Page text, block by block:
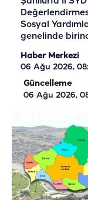
Sosyal
genelinde
Haber Merkezi
06 Ağu 2026,
Güncelleme
06 Ağu 2026,